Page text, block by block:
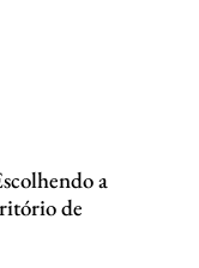
a
de